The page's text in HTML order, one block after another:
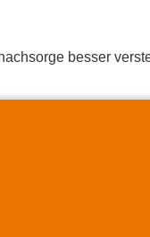
besser